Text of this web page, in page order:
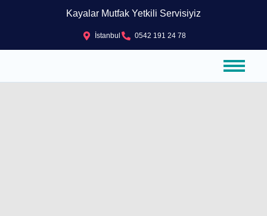
Kayalar Mutfak Yetkili Servisiyiz
İstanbul 0542 191 24 78